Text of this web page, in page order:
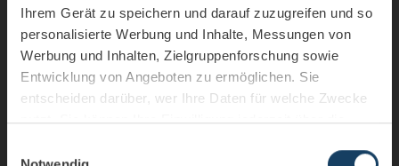
Ihrem Gerät zu speichern und darauf zuzugreifen und so
personalisierte Werbung und Inhalte, Messungen von
Werbung und Inhalten, Zielgruppenforschung sowie
Entwicklung von Angeboten zu ermöglichen. Sie
entscheiden darüber, wer Ihre Daten für welche Zwecke
nutzt. Sie können Ihre Einwilligung jederzeit über die
Trigger Symbol ändern oder widerrufen